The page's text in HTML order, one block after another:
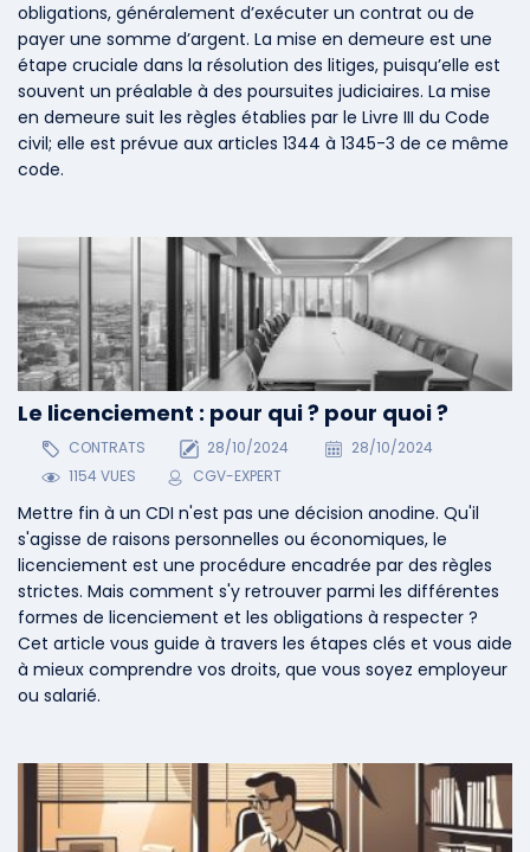
obligations, généralement d’exécuter un contrat ou de
payer une somme d’argent. La mise en demeure est une
étape cruciale dans la résolution des litiges, puisqu’elle est
souvent un préalable à des poursuites judiciaires. La mise
en demeure suit les règles établies par le Livre III du Code
civil; elle est prévue aux articles 1344 à 1345-3 de ce même
code.
Le licenciement : pour qui ? pour quoi ?
CONTRATS 28/10/2024
28/10/2024
1154 VUES
CGV-EXPERT
Mettre fin à un CDI n'est pas une décision anodine. Qu'il
s'agisse de raisons personnelles ou économiques, le
licenciement est une procédure encadrée par des règles
strictes. Mais comment s'y retrouver parmi les différentes
formes de licenciement et les obligations à respecter ?
Cet article vous guide à travers les étapes clés et vous aide
à mieux comprendre vos droits, que vous soyez employeur
ou salarié.